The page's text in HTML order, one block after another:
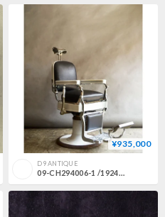
¥935,000
D9 ANTIQUE
09-CH294006-1 /1924 KOKEN HYDRAULIC BARBER CHAIR No.375-1